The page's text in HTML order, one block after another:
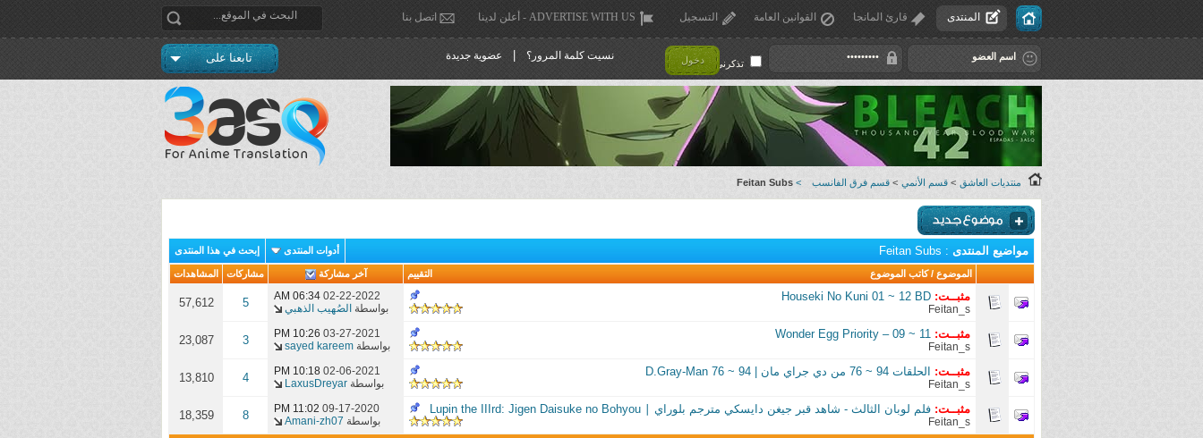
المنتدى قارئ المانجا القوانين العامة التسجيل ADVERTISE WITH US - أعلن لدينا اتصل بنا
تذكرني ! دخول نسيت كلمة المرور؟ عضوية جديدة تابعنا على
منتديات العاشق > قسم الأنمي > قسم فرق الفانسب >
Feitan Subs
مواضيع المنتدى : Feitan Subs أدوات المنتدى إبحث في هذا المنتدى
التقييم الموضوع /كاتب الموضوع آخر مشاركة مشاركات المشاهدات
مثبــت: Houseki No Kuni 01 ~ 12 BD
Feitan_s
02-22-2022
06:34 AM
بواسطة الصُهيب الذهبي 5
57,612
مثبــت: Wonder Egg Priority – 09 ~ 11
Feitan_s
03-27-2021
10:26 PM
بواسطة sayed kareem
3
23,087
مثبــت: الحلقات 94 ~ 76 من دي جراي مان | D.Gray-Man 76 ~ 94
Feitan_s
02-06-2021
10:18 PM
بواسطة LaxusDreyar
4
13,810
مثبــت: فلم لوبان الثالث - شاهد قبر جيغن دايسكي مترجم بلوراي ∣ Lupin the IIIrd: Jigen Daisuke no Bohyou
Feitan_s
09-17-2020
11:02 PM
بواسطة Amani-zh07
8
18,359